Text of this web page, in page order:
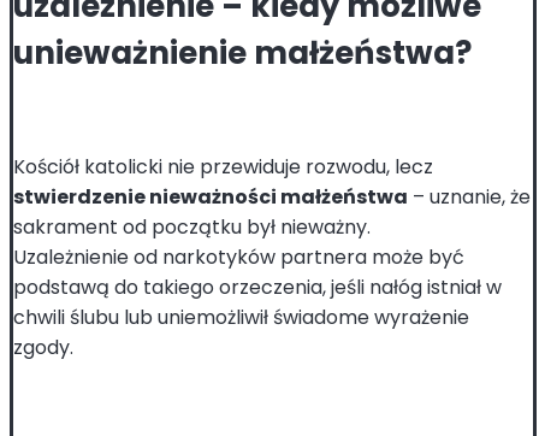
unieważnienie małżeństwa?
Kościół katolicki nie przewiduje rozwodu, lecz
stwierdzenie nieważności małżeństwa – uznanie, że
sakrament od początku był nieważny.
Uzależnienie od narkotyków partnera może być
podstawą do takiego orzeczenia, jeśli nałóg istniał w
chwili ślubu lub uniemożliwił świadome wyrażenie
zgody.